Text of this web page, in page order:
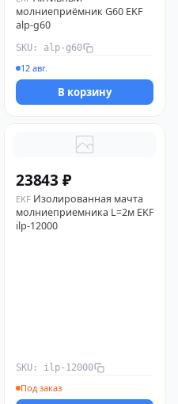
молниеприёмник G60 EKF
alp-g60
SKU: alp-g60
12 авг.
В корзину
23843 ₽
EKF Изолированная мачта
молниеприемника L=2м EKF
ilp-12000
SKU: ilp-12000
Под заказ